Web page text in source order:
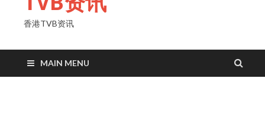
香港TVB资讯
MAIN MENU